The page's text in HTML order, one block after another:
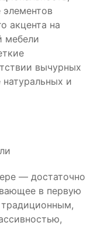
акцента на
мебели
вычурных
и
— достаточно
в первую